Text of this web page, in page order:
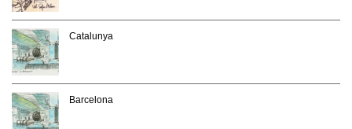
Catalunya
Barcelona